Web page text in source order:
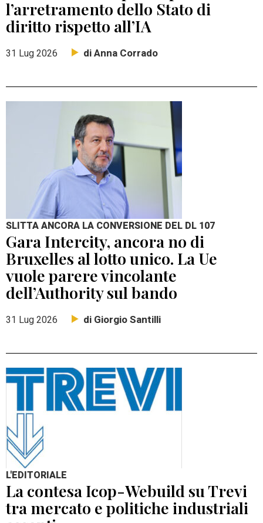
l’arretramento dello Stato di
diritto rispetto all’IA
31 Lug 2026 di Anna Corrado
SLITTA ANCORA LA CONVERSIONE DEL DL 107
Gara Intercity, ancora no di
Bruxelles al lotto unico. La Ue
vuole parere vincolante
dell’Authority sul bando
31 Lug 2026 di Giorgio Santilli
L'EDITORIALE
La contesa Icop-Webuild su Trevi
tra mercato e politiche industriali